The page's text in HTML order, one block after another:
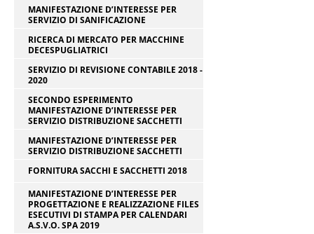
MANIFESTAZIONE D’INTERESSE PER
SERVIZIO DI SANIFICAZIONE
RICERCA DI MERCATO PER MACCHINE
DECESPUGLIATRICI
SERVIZIO DI REVISIONE CONTABILE 2018 -
2020
SECONDO ESPERIMENTO
MANIFESTAZIONE D’INTERESSE PER
SERVIZIO DISTRIBUZIONE SACCHETTI
MANIFESTAZIONE D’INTERESSE PER
SERVIZIO DISTRIBUZIONE SACCHETTI
FORNITURA SACCHI E SACCHETTI 2018
MANIFESTAZIONE D’INTERESSE PER
PROGETTAZIONE E REALIZZAZIONE FILES
ESECUTIVI DI STAMPA PER CALENDARI
A.S.V.O. SPA 2019